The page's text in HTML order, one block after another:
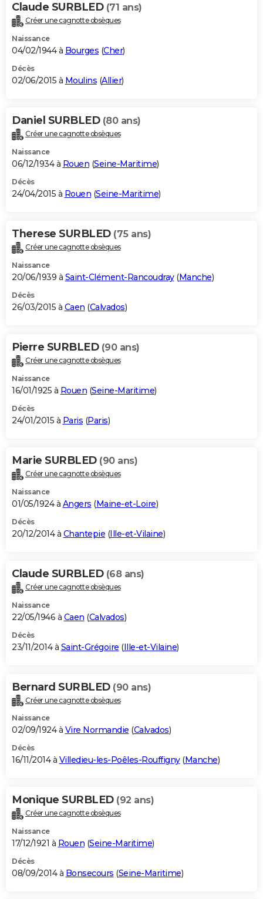
Claude SURBLED (71 ans)
Créer une cagnotte obsèques
Naissance
04/02/1944 à Bourges (Cher)
Décès
02/06/2015 à Moulins (Allier)
Daniel SURBLED (80 ans)
Créer une cagnotte obsèques
Naissance
06/12/1934 à Rouen (Seine-Maritime)
Décès
24/04/2015 à Rouen (Seine-Maritime)
Therese SURBLED (75 ans)
Créer une cagnotte obsèques
Naissance
20/06/1939 à Saint-Clément-Rancoudray(Manche)
Décès
26/03/2015 à Caen (Calvados)
Pierre SURBLED (90 ans)
Créer une cagnotte obsèques
Naissance
16/01/1925 à Rouen (Seine-Maritime)
Décès
24/01/2015 à Paris (Paris)
Marie SURBLED (90 ans)
Créer une cagnotte obsèques
Naissance
01/05/1924 à Angers (Maine-et-Loire)
Décès
20/12/2014 à Chantepie (Ille-et-Vilaine)
Claude SURBLED (68 ans)
Créer une cagnotte obsèques
Naissance
22/05/1946 à Caen (Calvados)
Décès
23/11/2014 à Saint-Grégoire (Ille-et-Vilaine)
Bernard SURBLED (90 ans)
Créer une cagnotte obsèques
Naissance
02/09/1924 à Vire Normandie (Calvados)
Décès
16/11/2014 à Villedieu-les-Poêles-Rouffigny(Manche)
Monique SURBLED (92 ans)
Créer une cagnotte obsèques
Naissance
17/12/1921 à Rouen (Seine-Maritime)
Décès
08/09/2014 à Bonsecours (Seine-Maritime)